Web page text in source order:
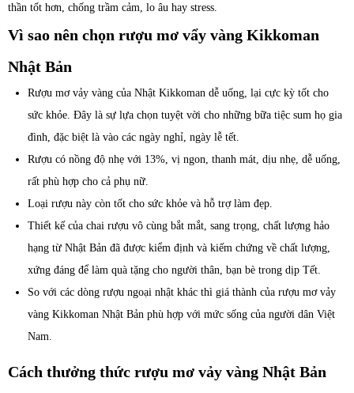
thần tốt hơn, chống trầm cảm, lo âu hay stress.
Vì sao nên chọn rượu mơ vẩy vàng Kikkoman
Nhật Bản
Rượu mơ vảy vàng của Nhật Kikkoman dễ uống, lại cực kỳ tốt cho
sức khỏe. Đây là sự lựa chọn tuyệt vời cho những bữa tiệc sum họ gia
đình, đặc biệt là vào các ngày nghỉ, ngày lễ tết.
Rượu có nồng độ nhẹ với 13%, vị ngon, thanh mát, dịu nhẹ, dễ uống,
rất phù hợp cho cả phụ nữ.
Loại rượu này còn tốt cho sức khỏe và hỗ trợ làm đẹp.
Thiết kế của chai rượu vô cùng bắt mắt, sang trọng, chất lượng hảo
hạng từ Nhật Bản đã được kiểm định và kiếm chứng về chất lượng,
xứng đáng để làm quà tặng cho người thân, bạn bè trong dịp Tết.
So với các dòng rượu ngoại nhật khác thì giá thành của rượu mơ vảy
vàng Kikkoman Nhật Bản phù hợp với mức sống của người dân Việt
Nam.
Cách thưởng thức rượu mơ vảy vàng Nhật Bản